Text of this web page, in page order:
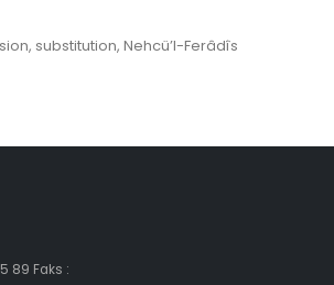
substitution, Nehcü’l-Ferâdîs
89 Faks :